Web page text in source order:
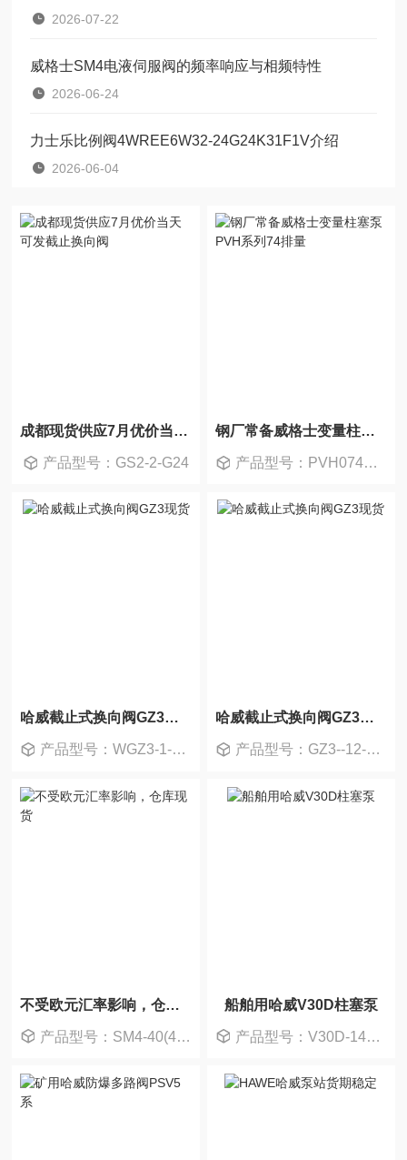
2026-07-22
威格士SM4电液伺服阀的频率响应与相频特性
2026-06-24
力士乐比例阀4WREE6W32-24G24K31F1V介绍
2026-06-04
成都现货供应7月优价当天可发截止换向阀
产品型号：GS2-2-G24
钢厂常备威格士变量柱塞泵PVH系列74排量
产品型号：PVH074R01AB10A250000002
哈威截止式换向阀GZ3现货
产品型号：WGZ3-1-WGM230
哈威截止式换向阀GZ3现货
产品型号：GZ3--12-GM24
不受欧元汇率影响，仓库现货
产品型号：SM4-40(40)151-80/40-10
船舶用哈威V30D柱塞泵
产品型号：V30D-140RSN-2-1-04